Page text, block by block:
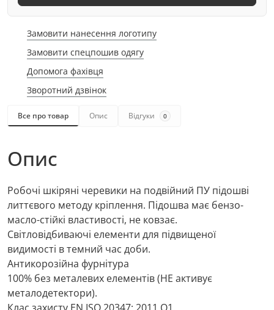
Замовити нанесення логотипу
Замовити спецпошив одягу
Допомога фахівця
Зворотний дзвінок
Все про товар Опис Відгуки 0
Опис
Робочі шкіряні черевики на подвійний ПУ підошві
литтєвого методу кріплення. Підошва має бензо-
масло-стійкі властивості, не ковзає.
Світловідбиваючі елементи для підвищеної
видимості в темний час доби.
Антикорозійна фурнітура
100% без металевих елементів (НЕ активує
металодетектори).